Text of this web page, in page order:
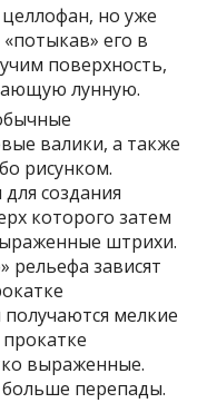
но уже
его в
поверхность,
лунную.
валики, а также
рисунком.
создания
которого затем
штрихи.
рельефа зависят
мелкие
выраженные.
перепады.